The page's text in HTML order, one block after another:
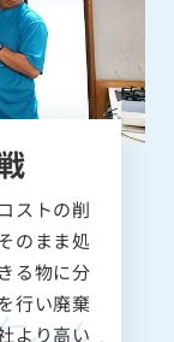
ストの削
のまま処
る物に分
行い廃棄
より高い